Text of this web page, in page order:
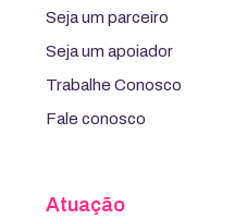
Seja um parceiro
Seja um apoiador
Trabalhe Conosco
Fale conosco
Atuação